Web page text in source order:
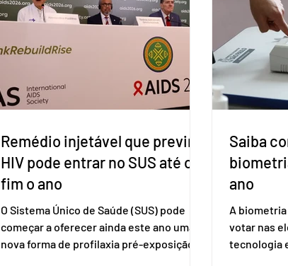
Remédio injetável que previne
HIV pode entrar no SUS até o
fim o ano
O Sistema Único de Saúde (SUS) pode
começar a oferecer ainda este ano uma
nova forma de profilaxia pré-exposição
Saiba
ano
A biometria
votar nas
tecnologia